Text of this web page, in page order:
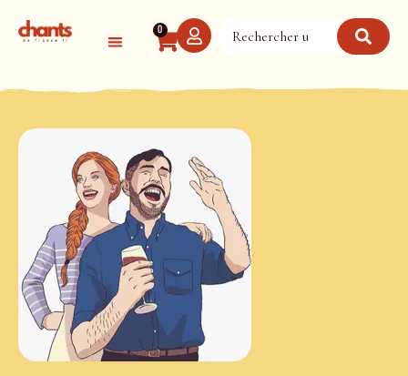
0